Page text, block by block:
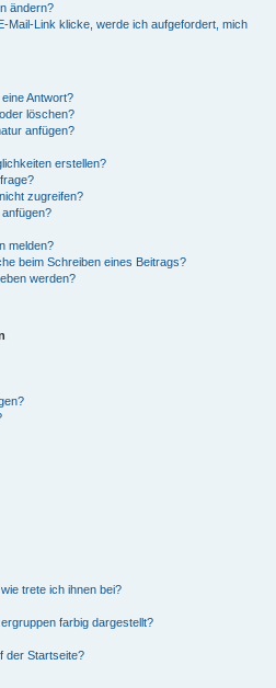
ändern?
Mail-Link klicke, werde ich aufgefordert, mich
Antwort?
löschen?
anfügen?
erstellen?
zugreifen?
melden?
beim Schreiben eines Beitrags?
werden?
trete ich ihnen bei?
farbig dargestellt?
der Startseite?